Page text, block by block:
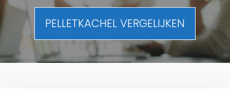
PELLETKACHEL VERGELIJKEN